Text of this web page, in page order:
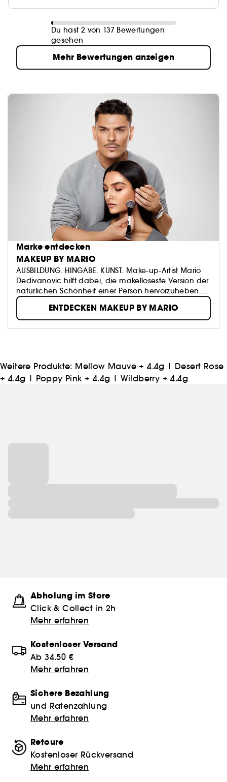
Du hast 2 von 137 Bewertungen
gesehen
Mehr Bewertungen anzeigen
Marke entdecken
MAKEUP BY MARIO
AUSBILDUNG. HINGABE. KUNST. Make-up-Artist Mario
Dedivanovic hilft dabei, die makelloseste Version der
natürlichen Schönheit einer Person hervorzuheben.
Von der Ausbildung über Social Media bis hin zu
Innovation hat Mario eine weltweite Fangemeinde
aufgebaut, indem er einige der bekanntesten Make-
up-Techniken des letzten Jahrzehnts gelehrt und
ENTDECKEN MAKEUP BY MARIO
Weitere Produkte: Mellow Mauve + 4.4g | Desert Rose
+ 4.4g | Poppy Pink + 4.4g | Wildberry + 4.4g
Abholung im Store
Click & Collect in 2h
Mehr erfahren
Kostenloser Versand
Ab 34.50 €
Mehr erfahren
Sichere Bezahlung
und Ratenzahlung
Mehr erfahren
Retoure
Kostenloser Rückversand
Mehr erfahren